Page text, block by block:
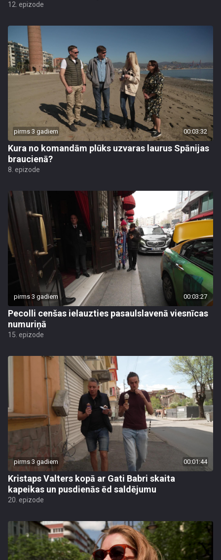
12. epizode
pirms 3 gadiem 00:03:32
Kura no komandām plūks uzvaras laurus Spānijas
braucienā?
8. epizode
pirms 3 gadiem 00:03:27
Pecolli cenšas ielauzties pasaulslavenā viesnīcas
numuriņā
15. epizode
pirms 3 gadiem 00:01:44
Kristaps Valters kopā ar Gati Babri skaita
kapeikas un pusdienās ēd saldējumu
20. epizode